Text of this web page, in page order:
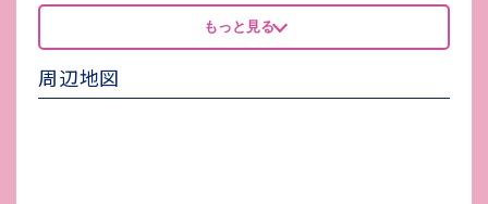
看板製作費
-
看板使用料・
維持管理費
-
鍵交換費
-
もっと見る
周辺地図